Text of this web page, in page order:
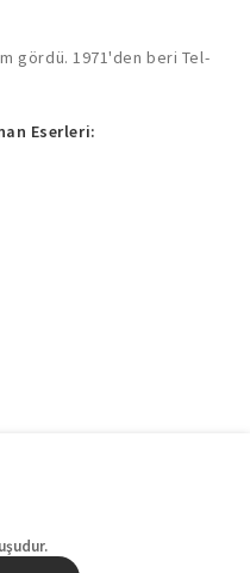
gördü. 1971'den beri Tel-
Eserleri: